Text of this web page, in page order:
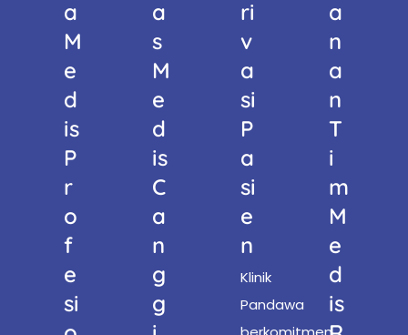
A
M
E
D
Is
P
R
O
F
E
Si
A
S
M
E
D
Is
C
A
N
G
G
Ri
V
A
Si
P
A
Si
E
N
Klinik
Pandawa
A
N
A
N
T
I
M
M
E
D
Is